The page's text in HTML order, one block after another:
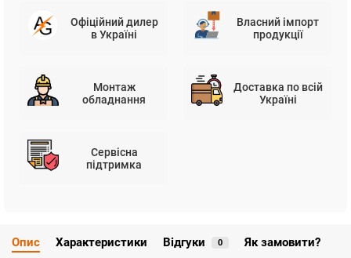
Офіційний дилер
в Україні
Власний імпорт
продукції
Монтаж
обладнання
Доставка по всій
Україні
Сервісна
підтримка
Опис Характеристики Відгуки 0 Як замовити?